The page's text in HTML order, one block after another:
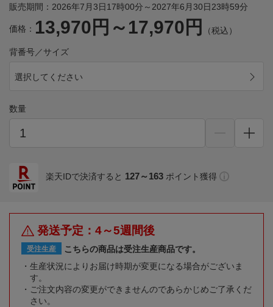
販売期間：2026年7月3日17時00分～2027年6月30日23時59分
価格： 13,970円～17,970円 （税込）
背番号／サイズ
選択してください
数量
楽天IDで決済すると 127～163 ポイント獲得
発送予定：4～5週間後
受注生産
こちらの商品は受注生産商品です。
生産状況によりお届け時期が変更になる場合がございま
す。
ご注文内容の変更ができませんのであらかじめご了承くだ
さい。